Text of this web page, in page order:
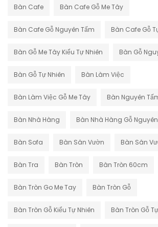
Bàn Cafe Bàn Cafe Gỗ Me Tây
Bàn Cafe Gỗ Nguyên Tấm Bàn Cafe Gỗ
Bàn Gỗ Me Tây Kiểu Tự Nhiên Bàn Gỗ
Bàn Gỗ Tự Nhiên Bàn Làm Việc
Bàn Làm Việc Gỗ Me Tây Bàn Nguyên
Bàn Nhà Hàng Bàn Nhà Hàng Gỗ
Bàn Sofa Bàn Sân Vườn Bàn Sân
Bàn Tra Bàn Tròn Bàn Tròn 60cm
Bàn Tròn Go Me Tay Bàn Tròn Gỗ
Bàn Tròn Gỗ Kiểu Tự Nhiên Bàn Tròn Gỗ